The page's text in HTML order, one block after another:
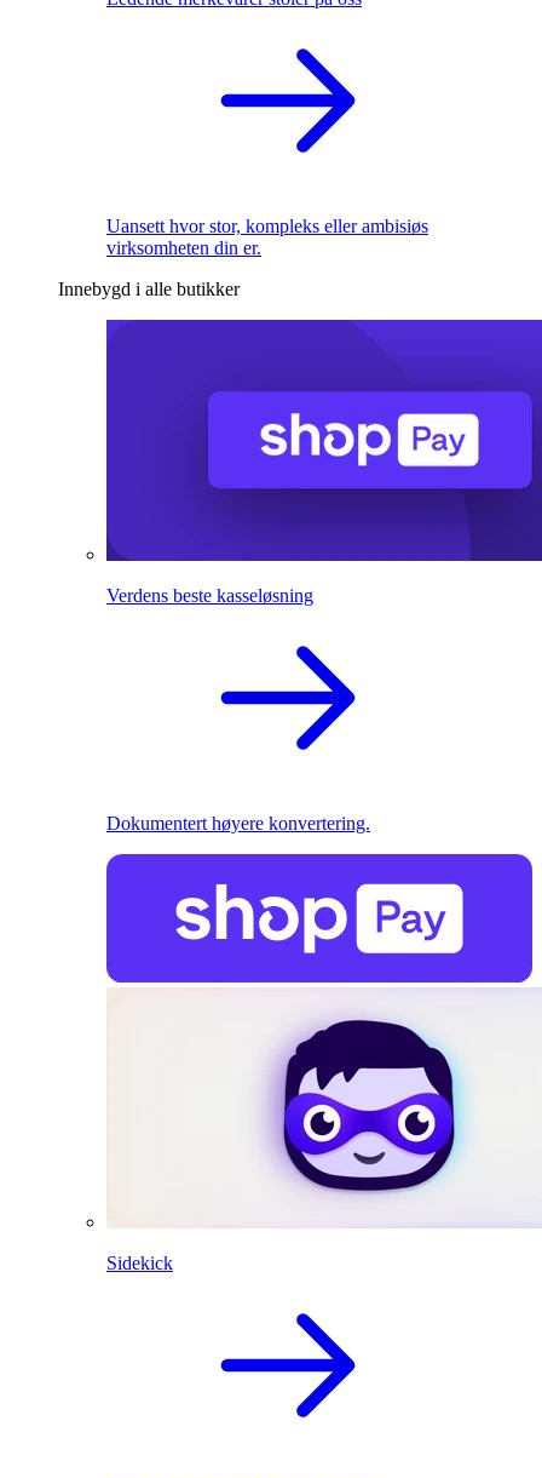
Uansett hvor stor, kompleks eller ambisiøs
virksomheten din er.
Innebygd i alle butikker
Verdens beste kasseløsning
Dokumentert høyere konvertering.
Sidekick